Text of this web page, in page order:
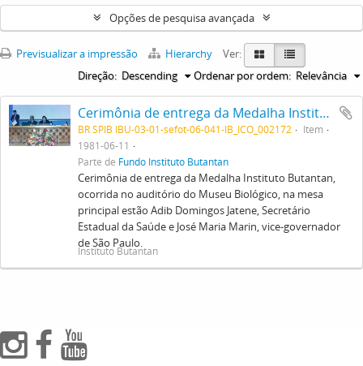
Opções de pesquisa avançada
Previsualizar a impressão Hierarchy
Ver:
Ordenar por ordem: Relevância
Direção: Descending
Cerimônia de entrega da Medalha Instituto Butantan, ocorrida no auditório do Museu Biológico, na mesa principal estão Adib Domingos Jatene, Secretário Estadual da Saúde e José Maria Marin, vice-governador de São Paulo.
BR SPIB IBU-03-01-sefot-06-041-IB_ICO_002172
Item
1981-06-11
Parte de Fundo Instituto Butantan
Cerimônia de entrega da Medalha Instituto Butantan,
ocorrida no auditório do Museu Biológico, na mesa
principal estão Adib Domingos Jatene, Secretário
Estadual da Saúde e José Maria Marin, vice-governador
de São Paulo.
Instituto Butantan